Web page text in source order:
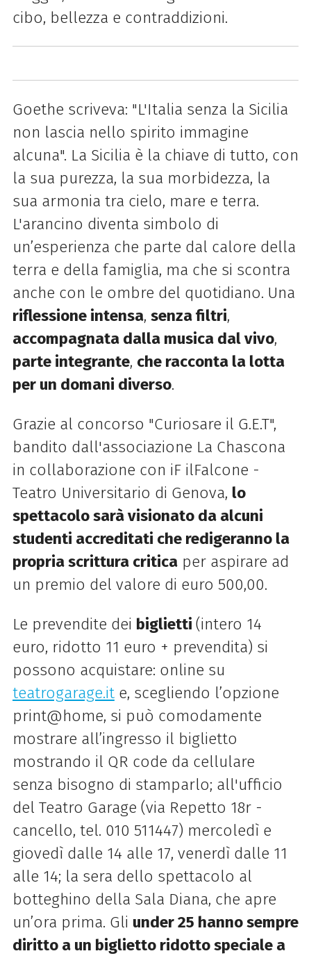
cibo, bellezza e contraddizioni.
Goethe scriveva: "L'Italia senza la Sicilia
non lascia nello spirito immagine
alcuna". La Sicilia è la chiave di tutto, con
la sua purezza, la sua morbidezza, la
sua armonia tra cielo, mare e terra.
L'arancino diventa simbolo di
un’esperienza che parte dal calore della
terra e della famiglia, ma che si scontra
anche con le ombre del quotidiano. Una
riflessione intensa, senza filtri,
accompagnata dalla musica dal vivo,
parte integrante, che racconta la lotta
per un domani diverso.
Grazie al concorso "Curiosare il G.E.T",
bandito dall'associazione La Chascona
in collaborazione con iF ilFalcone -
Teatro Universitario di Genova, lo
spettacolo sarà visionato da alcuni
studenti accreditati che redigeranno la
propria scrittura critica per aspirare ad
un premio del valore di euro 500,00.
Le prevendite dei biglietti (intero 14
euro, ridotto 11 euro + prevendita) si
possono acquistare: online su
teatrogarage.it e, scegliendo l’opzione
print@home, si può comodamente
mostrare all’ingresso il biglietto
mostrando il QR code da cellulare
senza bisogno di stamparlo; all'ufficio
del Teatro Garage (via Repetto 18r -
cancello, tel. 010 511447) mercoledì e
giovedì dalle 14 alle 17, venerdì dalle 11
alle 14; la sera dello spettacolo al
botteghino della Sala Diana, che apre
un’ora prima. Gli under 25 hanno sempre
diritto a un biglietto ridotto speciale a